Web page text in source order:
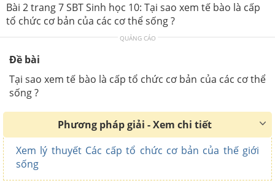
Bài 2 trang 7 SBT Sinh học 10: Tại sao xem tế bào là cấp
tổ chức cơ bản của các cơ thể sống ?
QUẢNG CÁO
Đề bài
Tại sao xem tế bào là cấp tổ chức cơ bản của các cơ thể
sống ?
Phương pháp giải - Xem chi tiết
Xem lý thuyết Các cấp tổ chức cơ bản của thế giới
sống